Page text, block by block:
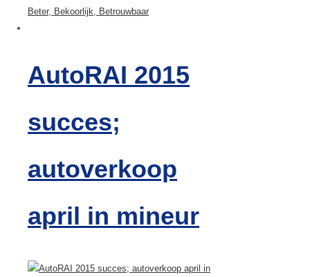
AutoRAI 2015
succes;
autoverkoop
april in mineur